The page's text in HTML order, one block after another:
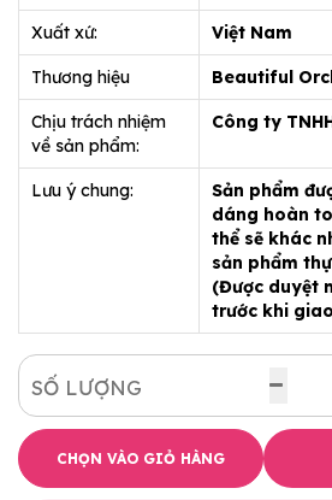
Xuất xứ: Việt Nam
Thương hiệu Beautiful
Chịu trách nhiệm
về sản phẩm:
Công ty
Lưu ý chung:
Sản phẩm
dáng hoàn
thể sẽ khác
sản phẩm
(Được duyệt
trước khi
SỐ LƯỢNG
CHỌN VÀO GIỎ HÀNG